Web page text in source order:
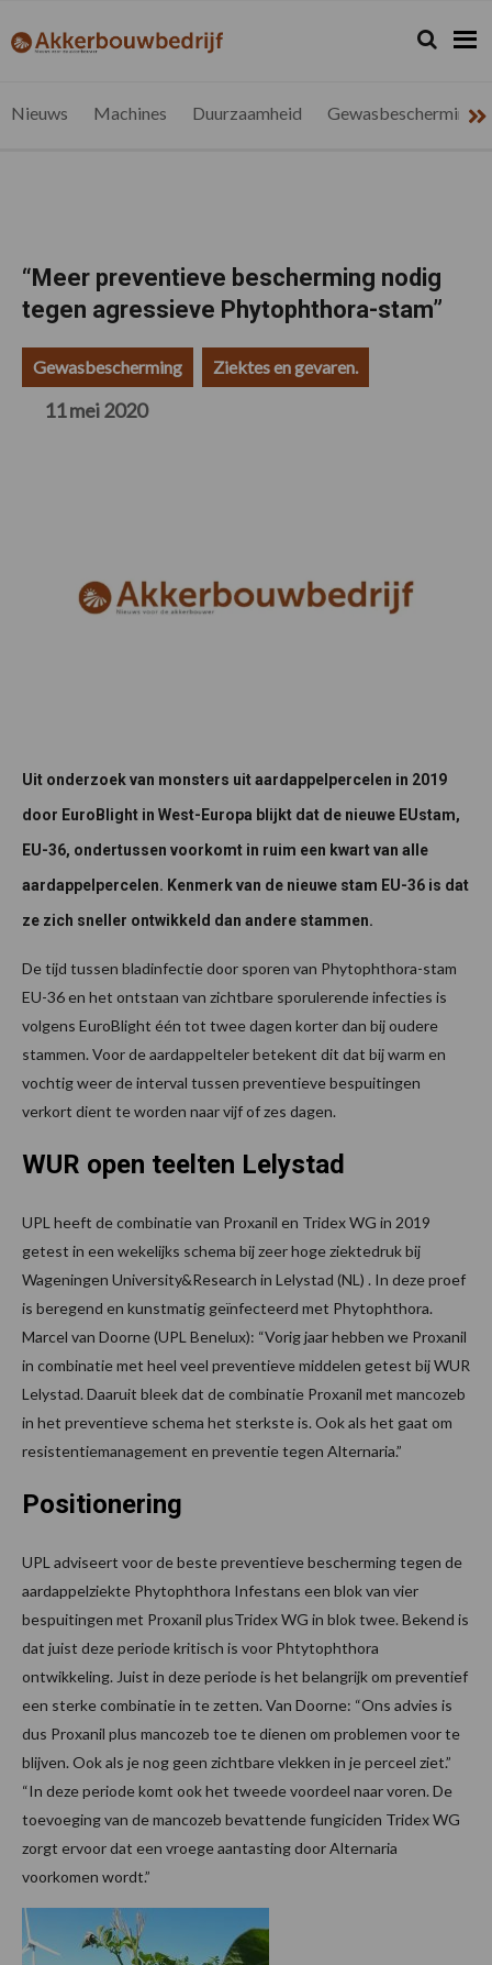
de
de
de
de
akkerbouwbedrijf.be
Nieuws
Zoeken...
Zoek
Nieuws Machines Duurzaamheid Gewasbescherming
“Meer preventieve bescherming nodig
tegen agressieve Phytophthora-stam”
Gewasbescherming Ziektes en gevaren.
11 mei 2020
Uit onderzoek van monsters uit aardappelpercelen in 2019
door EuroBlight in West-Europa blijkt dat de nieuwe EUstam,
EU-36, ondertussen voorkomt in ruim een kwart van alle
aardappelpercelen. Kenmerk van de nieuwe stam EU-36 is dat
ze zich sneller ontwikkeld dan andere stammen.
De tijd tussen bladinfectie door sporen van Phytophthora-stam
EU-36 en het ontstaan van zichtbare sporulerende infecties is
volgens EuroBlight één tot twee dagen korter dan bij oudere
stammen. Voor de aardappelteler betekent dit dat bij warm en
vochtig weer de interval tussen preventieve bespuitingen
verkort dient te worden naar vijf of zes dagen.
WUR open teelten Lelystad
UPL heeft de combinatie van Proxanil en Tridex WG in 2019
getest in een wekelijks schema bij zeer hoge ziektedruk bij
Wageningen University&Research in Lelystad (NL) . In deze proef
is beregend en kunstmatig geïnfecteerd met Phytophthora.
Marcel van Doorne (UPL Benelux): “Vorig jaar hebben we Proxanil
in combinatie met heel veel preventieve middelen getest bij WUR
Lelystad. Daaruit bleek dat de combinatie Proxanil met mancozeb
in het preventieve schema het sterkste is. Ook als het gaat om
resistentiemanagement en preventie tegen Alternaria.”
Positionering
UPL adviseert voor de beste preventieve bescherming tegen de
aardappelziekte Phytophthora Infestans een blok van vier
bespuitingen met Proxanil plusTridex WG in blok twee. Bekend is
dat juist deze periode kritisch is voor Phtytophthora
ontwikkeling. Juist in deze periode is het belangrijk om preventief
een sterke combinatie in te zetten. Van Doorne: “Ons advies is
dus Proxanil plus mancozeb toe te dienen om problemen voor te
blijven. Ook als je nog geen zichtbare vlekken in je perceel ziet.”
“In deze periode komt ook het tweede voordeel naar voren. De
toevoeging van de mancozeb bevattende fungiciden Tridex WG
zorgt ervoor dat een vroege aantasting door Alternaria
voorkomen wordt.”